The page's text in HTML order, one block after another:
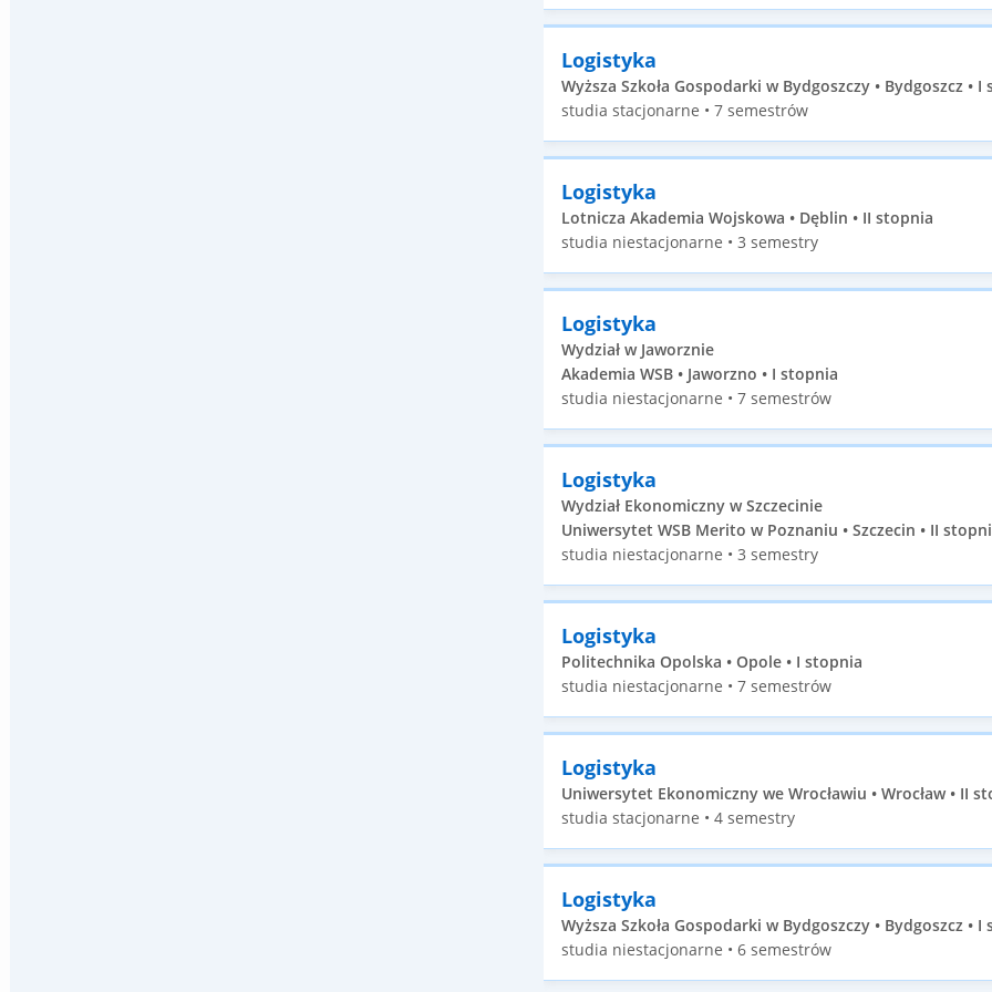
Logistyka
Wyższa Szkoła Gospodarki w Bydgoszczy • Bydgoszcz • I
studia stacjonarne • 7 semestrów
Logistyka
Lotnicza Akademia Wojskowa • Dęblin • II stopnia
studia niestacjonarne • 3 semestry
Logistyka
Wydział w Jaworznie
Akademia WSB • Jaworzno • I stopnia
studia niestacjonarne • 7 semestrów
Logistyka
Wydział Ekonomiczny w Szczecinie
Uniwersytet WSB Merito w Poznaniu • Szczecin • II
studia niestacjonarne • 3 semestry
Logistyka
Politechnika Opolska • Opole • I stopnia
studia niestacjonarne • 7 semestrów
Logistyka
Uniwersytet Ekonomiczny we Wrocławiu • Wrocław • II
studia stacjonarne • 4 semestry
Logistyka
Wyższa Szkoła Gospodarki w Bydgoszczy • Bydgoszcz • I
studia niestacjonarne • 6 semestrów